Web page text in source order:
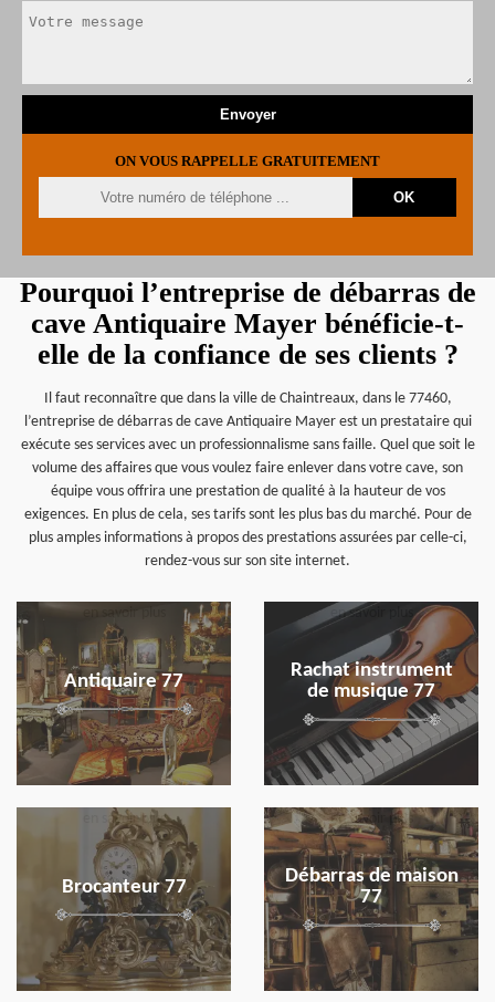
ON VOUS RAPPELLE GRATUITEMENT
Pourquoi l’entreprise de débarras de
cave Antiquaire Mayer bénéficie-t-
elle de la confiance de ses clients ?
Il faut reconnaître que dans la ville de Chaintreaux, dans le 77460,
l’entreprise de débarras de cave Antiquaire Mayer est un prestataire qui
exécute ses services avec un professionnalisme sans faille. Quel que soit le
volume des affaires que vous voulez faire enlever dans votre cave, son
équipe vous offrira une prestation de qualité à la hauteur de vos
exigences. En plus de cela, ses tarifs sont les plus bas du marché. Pour de
plus amples informations à propos des prestations assurées par celle-ci,
rendez-vous sur son site internet.
Antiquaire 77
en savoir plus
Rachat instrument
de musique 77
en savoir plus
Brocanteur 77
en savoir plus
Débarras de maison
77
en savoir plus